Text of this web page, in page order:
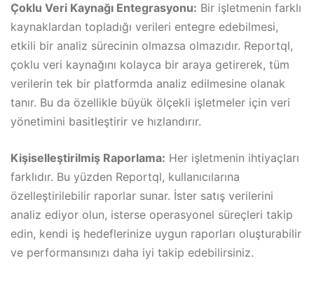
Çoklu Veri Kaynağı Entegrasyonu: Bir işletmenin farklı
kaynaklardan topladığı verileri entegre edebilmesi,
etkili bir analiz sürecinin olmazsa olmazıdır. Reportql,
çoklu veri kaynağını kolayca bir araya getirerek, tüm
verilerin tek bir platformda analiz edilmesine olanak
tanır. Bu da özellikle büyük ölçekli işletmeler için veri
yönetimini basitleştirir ve hızlandırır.
Kişiselleştirilmiş Raporlama: Her işletmenin ihtiyaçları
farklıdır. Bu yüzden Reportql, kullanıcılarına
özelleştirilebilir raporlar sunar. İster satış verilerini
analiz ediyor olun, isterse operasyonel süreçleri takip
edin, kendi iş hedeflerinize uygun raporları oluşturabilir
ve performansınızı daha iyi takip edebilirsiniz.